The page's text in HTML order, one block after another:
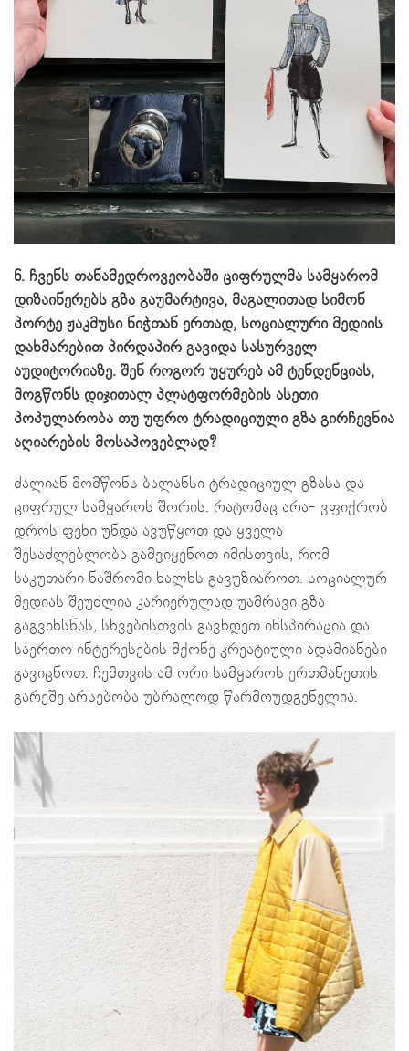
6. ჩვენს თანამედროვეობაში ციფრულმა სამყარომ
დიზაინერებს გზა გაუმარტივა, მაგალითად სიმონ
პორტე ჟაკმუსი ნიჭთან ერთად, სოციალური მედიის
დახმარებით პირდაპირ გავიდა სასურველ
აუდიტორიაზე. შენ როგორ უყურებ ამ ტენდენციას,
მოგწონს დიჯითალ პლატფორმების ასეთი
პოპულარობა თუ უფრო ტრადიციული გზა გირჩევნია
აღიარების მოსაპოვებლად?
ძალიან მომწონს ბალანსი ტრადიციულ გზასა და
ციფრულ სამყაროს შორის. რატომაც არა- ვფიქრობ
დროს ფეხი უნდა ავუწყოთ და ყველა
შესაძლებლობა გამვიყენოთ იმისთვის, რომ
საკუთარი ნაშრომი ხალხს გავუზიაროთ. სოციალურ
მედიას შეუძლია კარიერულად უამრავი გზა
გაგვიხსნას, სხვებისთვის გავხდეთ ინსპირაცია და
საერთო ინტერესების მქონე კრეატიული ადამიანები
გავიცნოთ. ჩემთვის ამ ორი სამყაროს ერთმანეთის
გარეშე არსებობა უბრალოდ წარმოუდგენელია.